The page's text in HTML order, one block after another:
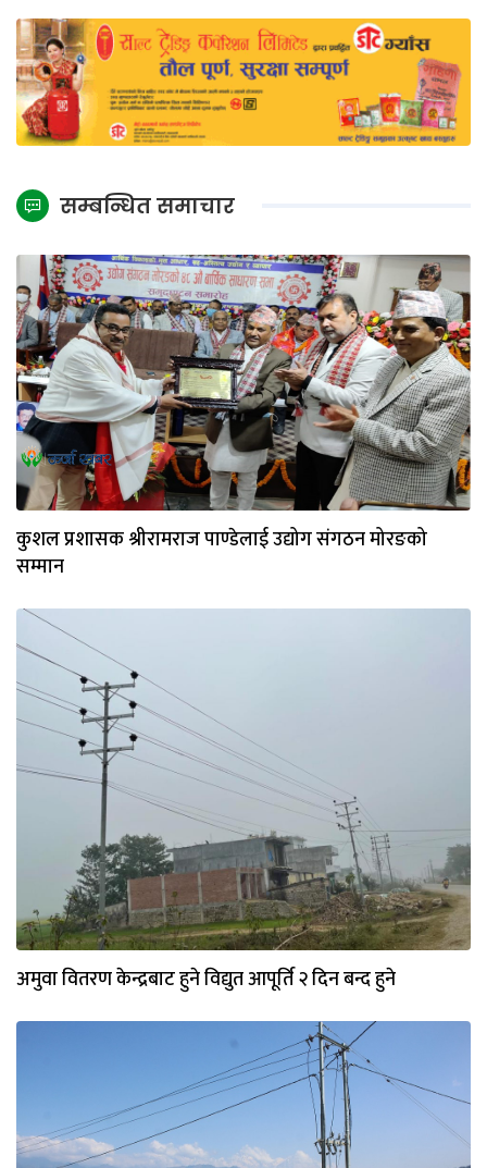
सम्बन्धित समाचार
कुशल प्रशासक श्रीरामराज पाण्डेलाई उद्योग संगठन मोरङको
सम्मान
अमुवा वितरण केन्द्रबाट हुने विद्युत आपूर्ति २ दिन बन्द हुने